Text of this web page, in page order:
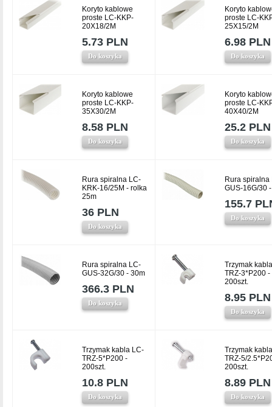
Koryto kablowe
proste LC-KKP-
20X18/2M
5.73 PLN
Do koszyka
Koryto
proste LC-
25X15/2M
6.98 PLN
Do koszyka
Koryto kablowe
proste LC-KKP-
35X30/2M
8.58 PLN
Do koszyka
Koryto
proste LC-
40X40/2M
25.2 PLN
Do koszyka
Rura spiralna LC-
KRK-16/25M - rolka
25m
36 PLN
Do koszyka
Rura spiralna
GUS-16G/30
155.7
Do koszyka
Rura spiralna LC-
GUS-32G/30 - 30m
366.3 PLN
Do koszyka
Trzymak
TRZ-3*P200 -
200szt.
8.95 PLN
Do koszyka
Trzymak kabla LC-
TRZ-5*P200 -
200szt.
10.8 PLN
Do koszyka
Trzymak
TRZ-5/
200szt.
8.89 PLN
Do koszyka